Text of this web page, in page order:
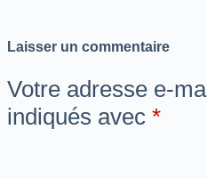
Laisser un commentaire
Votre adresse e-
indiqués avec *